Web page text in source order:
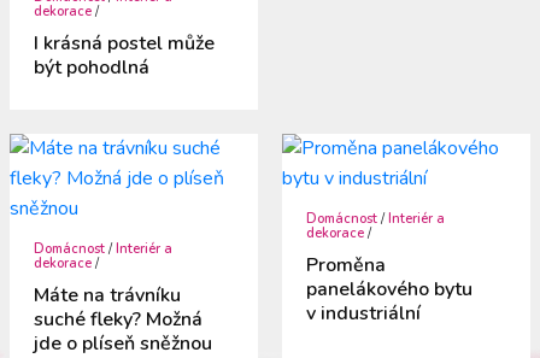
dekorace /
I krásná postel může
být pohodlná
Domácnost /Interiér a
dekorace /
Máte na trávníku
suché fleky? Možná
jde o plíseň sněžnou
Domácnost /Interiér a
dekorace /
Proměna
panelákového bytu
v industriální